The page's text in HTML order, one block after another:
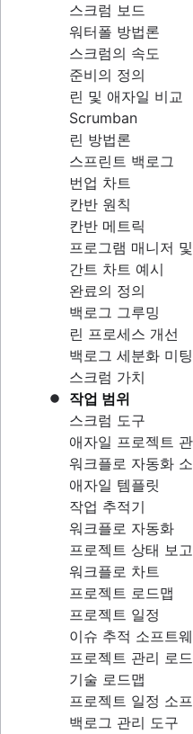
스크럼 보드
워터폴 방법론
스크럼의 속도
준비의 정의
린 및 애자일 비교
Scrumban
린 방법론
스프린트 백로그
번업 차트
칸반 원칙
칸반 메트릭
프로그램 매니저
간트 차트 예시
완료의 정의
백로그 그루밍
린 프로세스 개선
백로그 세분화 미팅
스크럼 가치
작업 범위
스크럼 도구
애자일 프로젝트
워크플로 자동화
애자일 템플릿
작업 추적기
워크플로 자동화
프로젝트 상태 보
워크플로 차트
프로젝트 로드맵
프로젝트 일정
이슈 추적 소프트
프로젝트 관리 로
기술 로드맵
프로젝트 일정 소
백로그 관리 도구